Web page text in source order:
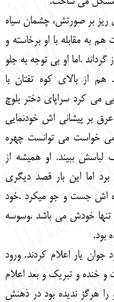
بر صورتش، چشمان سیاه
هم به مقابله با او برخاسته و
.اما او بی توجه به جلو
از بالای کوه تفتان با
می کرد سراپای دختر بلوچ
بر پیشانی اش خودنمایی
خواست می توانست چهره
ببیند. او همیشه از
اما این بار قصد دیگری
اش جست و جو می‏کرد .خود
تنها خودش می باشد .وسوسه
بود.
جوان یار اعلام کردند. ورود
و خنده و تبریک و بعد اعلام
را هرگز ندیده بود در ذهنش